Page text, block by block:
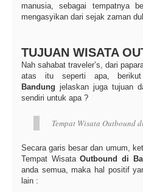
manusia, sebagai tempatnya
mengasyikan dari sejak zaman
TUJUAN WISATA
Nah sahabat traveler’s, dari
atas itu seperti apa,
Bandung jelaskan juga tujuan
sendiri untuk apa ?
Tempat Wisata Outbound
Secara garis besar dan umum,
Tempat WisataOutbound di
anda semua, maka hal positif
lain :